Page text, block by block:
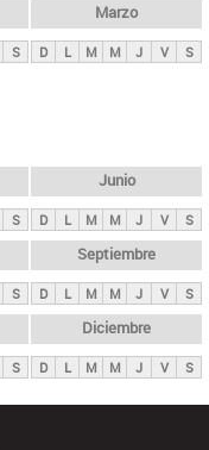
S
Marzo
D L M M J V S
S
Junio
D L M M J V S
S
Septiembre
D L M M J V S
S
Diciembre
D L M M J V S